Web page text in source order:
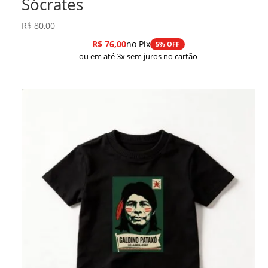
Sócrates
R$ 80,00
R$76,00no Pix 5% OFF
ou em até 3x sem juros no cartão